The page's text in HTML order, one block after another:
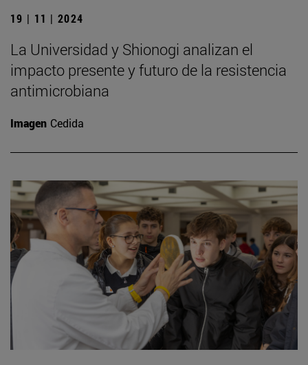
19 | 11 | 2024
La Universidad y Shionogi analizan el
impacto presente y futuro de la resistencia
antimicrobiana
Imagen Cedida